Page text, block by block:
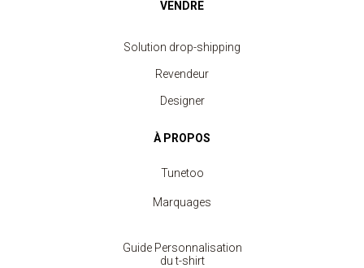
VENDRE
Solution drop-shipping
Revendeur
Designer
À PROPOS
Tunetoo
Marquages
Guide Personnalisation
du t-shirt